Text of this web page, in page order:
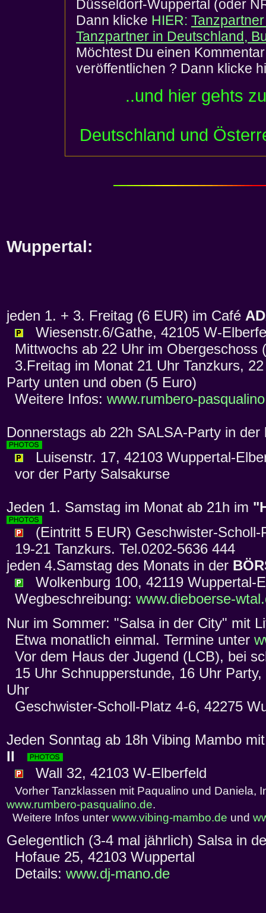
Düsseldorf-Wuppertal (oder
Dann klicke HIER:
Tanzpartner in Deutschland,
Möchtest Du einen
veröffentlichen ? Dann klicke
..und hier gehts
Deutschland und
Wuppertal:
jeden 1. + 3. Freitag (6 EUR) im Café
Wiesenstr.6/Gathe, 42105 W-
Mittwochs ab 22 Uhr im Obergeschoss
3.Freitag im Monat 21 Uhr Tanzkurs,
Party unten und oben (5 Euro)
Weitere Infos: www.rumbero-
Donnerstags ab 22h SALSA-Party in der
Luisenstr. 17, 42103 Wuppertal-
vor der Party Salsakurse
Jeden 1. Samstag im Monat ab 21h im
(Eintritt 5 EUR) Geschwister-Scholl-
19-21 Tanzkurs. Tel.0202-5636 444
jeden 4.Samstag des Monats in der
Wolkenburg 100, 42119 Wuppertal-
Wegbeschreibung: www.dieboerse-
Nur im Sommer: "Salsa in der City" mit
Etwa monatlich einmal. Termine unter
Vor dem Haus der Jugend (LCB), bei
15 Uhr Schnupperstunde, 16 Uhr
Uhr
Geschwister-Scholl-Platz 4-6, 42275
Jeden Sonntag ab 18h Vibing Mambo
II
Wall 32, 42103 W-Elberfeld
Vorher Tanzklassen mit Paqualino und Daniela,
www.rumbero-pasqualino.de.
Weitere Infos unter www.vibing-mambo.de und
Gelegentlich (3-4 mal jährlich) Salsa in
Hofaue 25, 42103 Wuppertal
Details: www.dj-mano.de